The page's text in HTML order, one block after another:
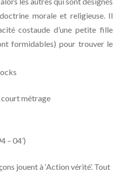
morale et religieuse. Il
costaude d’une petite fille
formidables) pour trouver le
métrage
– 04’)
jouent à ‘Action vérité’. Tout